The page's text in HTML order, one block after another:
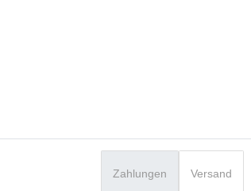
Zahlungen Versand